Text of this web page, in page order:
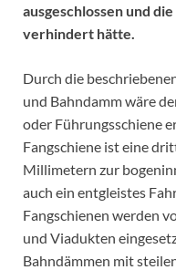
ausgeschlossen und
verhindert hätte.
Durch die
und Bahndamm wäre
oder Führungsschiene
Fangschiene ist eine
Millimetern zur
auch ein entgleistes
Fangschienen werden
und Viadukten
Bahndämmen mit